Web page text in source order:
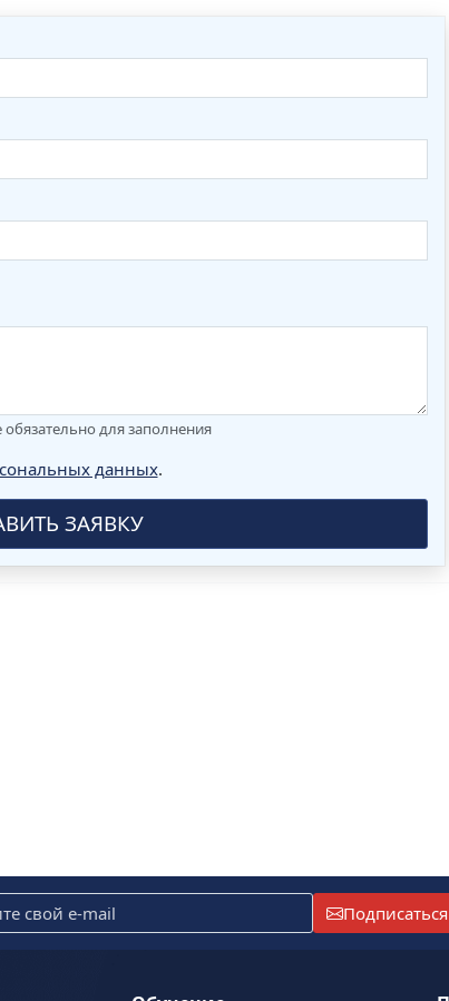
для заполнения
данных.
ЗАЯВКУ
Подписаться